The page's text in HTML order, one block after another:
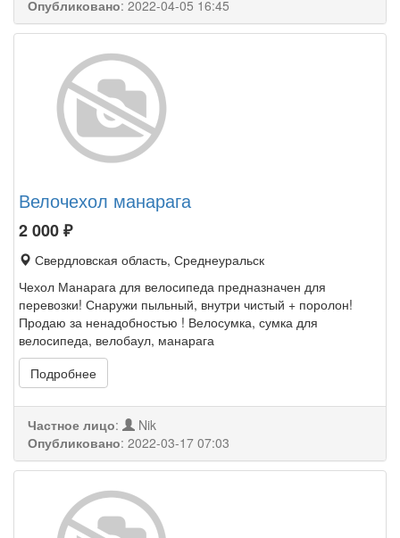
Опубликовано: 2022-04-05 16:45
Велочехол манарага
2 000₽
Свердловская область, Среднеуральск
Чехол Манарага для велосипеда предназначен для
перевозки! Снаружи пыльный, внутри чистый + поролон!
Продаю за ненадобностью ! Велосумка, сумка для
велосипеда, велобаул, манарага
Подробнее
Частное лицо:
Nik
Опубликовано: 2022-03-17 07:03